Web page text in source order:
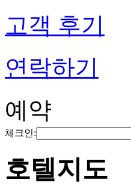
고객 후기
연락하기
예약
체크인:
호텔지도